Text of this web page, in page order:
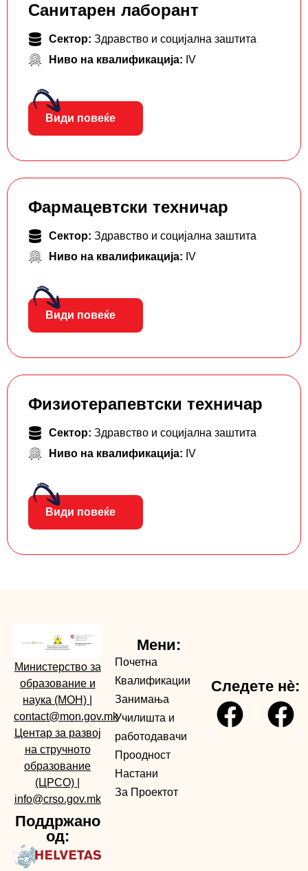
Санитарен лаборант
Сектор: Здравство и социјална заштита
Ниво на квалификација: IV
Види повеќе
Фармацевтски тeхничар
Сектор: Здравство и социјална заштита
Ниво на квалификација: IV
Види повеќе
Физиотерапевтски техничар
Сектор: Здравство и социјална заштита
Ниво на квалификација: IV
Види повеќе
Министерство за
образование и
наука (МОН)
contact@mon.gov.mk
Центар за развој
на стручното
образование
(ЦРСО)
info@crso.gov.mk
Поддржано
од:
Мени:
Почетна
Квалификации
Занимања
Училишта и
работодавачи
Проодност
Настани
За Проектот
Следете нè: